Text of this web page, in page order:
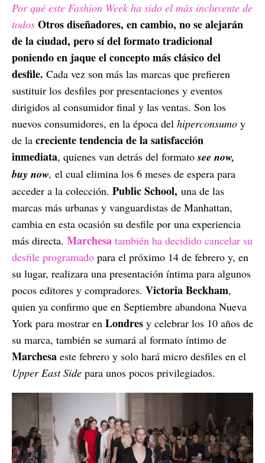
Por qué este Fashion Week ha sido el más incluyente de
todos Otros diseñadores, en cambio, no se alejarán
de la ciudad, pero sí del formato tradicional
poniendo en jaque el concepto más clásico del
desfile. Cada vez son más las marcas que prefieren
sustituir los desfiles por presentaciones y eventos
dirigidos al consumidor final y las ventas. Son los
nuevos consumidores, en la época del hiperconsumo y
de la creciente tendencia de la satisfacción
inmediata, quienes van detrás del formatosee now,
buy now, el cual elimina los 6 meses de espera para
acceder a la colección. Public School, una de las
marcas más urbanas y vanguardistas de Manhattan,
cambia en esta ocasión su desfile por una experiencia
más directa. Marchesa también ha decidido cancelar su
desfile programado para el próximo 14 de febrero y, en
su lugar, realizara una presentación íntima para algunos
pocos editores y compradores. Victoria Beckham,
quien ya confirmo que en Septiembre abandona Nueva
York para mostrar en Londres y celebrar los 10 años de
su marca, también se sumará al formato íntimo de
Marchesa este febrero y solo hará micro desfiles en el
Upper East Side para unos pocos privilegiados.